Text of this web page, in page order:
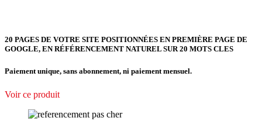
20 PAGES DE VOTRE SITE POSITIONNÉES EN PREMIÈRE PAGE DE
GOOGLE, EN RÉFÉRENCEMENT NATUREL SUR 20 MOTS CLES
Paiement unique, sans abonnement, ni paiement mensuel.
Voir ce produit